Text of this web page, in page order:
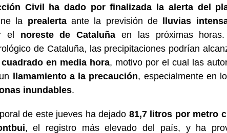
Civil ha dado por finalizada la alerta del
la prealertaante la previsión de lluvias
el noreste de Cataluña en las próximas
de Cataluña, las precipitaciones podrían
en media hora, motivo por el cual las
llamamiento a la precaución, especialmente en
inundables.
de este jueves ha dejado 81,7 litros por metro
, el registro más elevado del país, y ha